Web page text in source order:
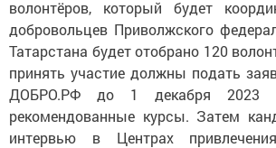
волонтёров, который будет
добровольцев Приволжского
Татарстана будет отобрано 120
принять участие должны подать
ДОБРО.РФ до 1 декабря 2023
рекомендованные курсы. Затем
интервью в Центрах